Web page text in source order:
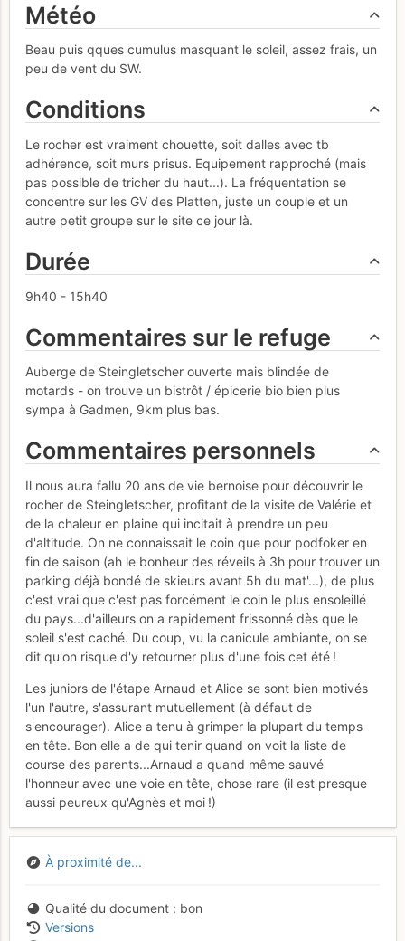
Météo
Beau puis qques cumulus masquant le soleil, assez frais, un
peu de vent du SW.
Conditions
Le rocher est vraiment chouette, soit dalles avec tb
adhérence, soit murs prisus. Equipement rapproché (mais
pas possible de tricher du haut...). La fréquentation se
concentre sur les GV des Platten, juste un couple et un
autre petit groupe sur le site ce jour là.
Durée
9h40 - 15h40
Commentaires sur le refuge
Auberge de Steingletscher ouverte mais blindée de
motards - on trouve un bistrôt / épicerie bio bien plus
sympa à Gadmen, 9km plus bas.
Commentaires personnels
Il nous aura fallu 20 ans de vie bernoise pour découvrir le
rocher de Steingletscher, profitant de la visite de Valérie et
de la chaleur en plaine qui incitait à prendre un peu
d'altitude. On ne connaissait le coin que pour podfoker en
fin de saison (ah le bonheur des réveils à 3h pour trouver un
parking déjà bondé de skieurs avant 5h du mat'...), de plus
c'est vrai que c'est pas forcément le coin le plus ensoleillé
du pays...d'ailleurs on a rapidement frissonné dès que le
soleil s'est caché. Du coup, vu la canicule ambiante, on se
dit qu'on risque d'y retourner plus d'une fois cet été !
Les juniors de l'étape Arnaud et Alice se sont bien motivés
l'un l'autre, s'assurant mutuellement (à défaut de
s'encourager). Alice a tenu à grimper la plupart du temps
en tête. Bon elle a de qui tenir quand on voit la liste de
course des parents...Arnaud a quand même sauvé
l'honneur avec une voie en tête, chose rare (il est presque
aussi peureux qu'Agnès et moi !)
À proximité de...
Qualité du document
bon
Versions